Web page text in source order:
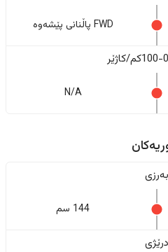
FWD پاڵنانی پێشەوە
N/A
بەرزی
144 سم
درێژی